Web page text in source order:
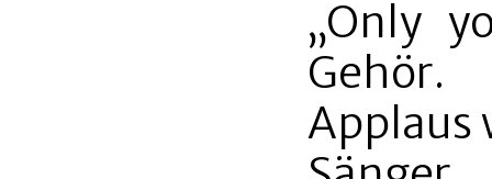
„Only
Gehör.
Applaus